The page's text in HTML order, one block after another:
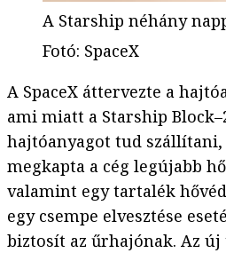
A Starship néhány
Fotó: SpaceX
A SpaceX áttervezte a
ami miatt a Starship
hajtóanyagot tud szállítani,
megkapta a cég legújabb
valamint egy tartalék
egy csempe elvesztése
biztosít az űrhajónak. Az